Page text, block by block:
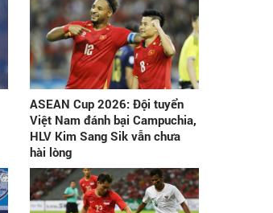
ASEAN Cup 2026: Đội tuyển
Việt Nam đánh bại Campuchia,
HLV Kim Sang Sik vẫn chưa
hài lòng